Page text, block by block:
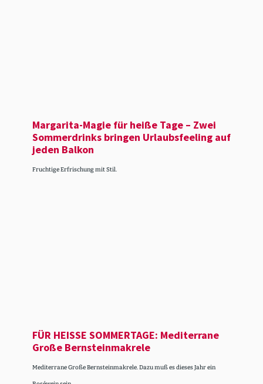
Margarita-Magie für heiße Tage – Zwei
Sommer­drinks bringen Urlaubs­feeling auf
jeden Balkon
Fruchtige Erfrischung mit Stil.
FÜR HEISSE SOMMERTAGE: Mediterrane
Große Bernstein­ma­krele
Mediterrane Große Bernsteinmakrele. Dazu muß es dieses Jahr ein